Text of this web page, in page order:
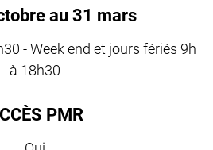
au 31 mars
- Week end et jours fériés 9h
à 18h30
PMR